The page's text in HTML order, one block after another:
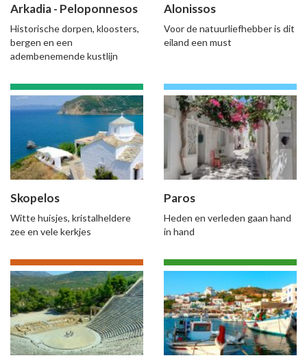
Arkadia - Peloponnesos
Historische dorpen, kloosters,
bergen en een
adembenemende kustlijn
Alonissos
Voor de natuurliefhebber is dit
eiland een must
Skopelos
Witte huisjes, kristalheldere
zee en vele kerkjes
Paros
Heden en verleden gaan hand
in hand